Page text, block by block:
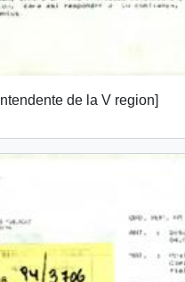
de la V region]